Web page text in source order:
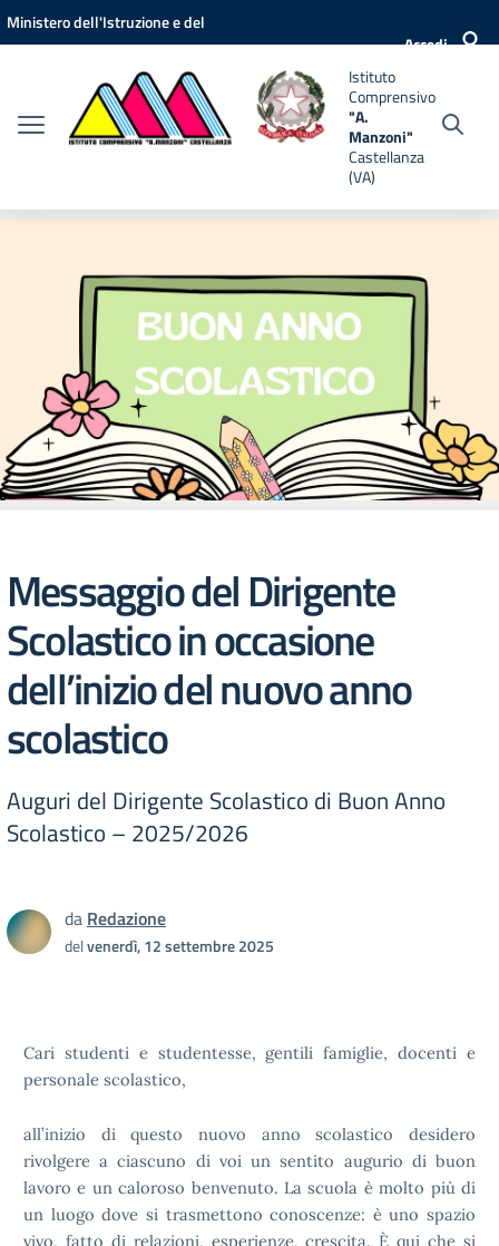
Vai ai contenuti
Vai al menu di navigazione
Vai al footer
Ministero dell'Istruzione e del
Accedi
Istituto
Comprensivo
"A.
Manzoni"
Castellanza
(VA)
Messaggio del Dirigente
Scolastico in occasione
dell’inizio del nuovo anno
scolastico
Auguri del Dirigente Scolastico di Buon Anno
Scolastico – 2025/2026
da Redazione
delvenerdì, 12 settembre 2025
Cari studenti e studentesse, gentili famiglie, docenti e
personale scolastico,
all’inizio di questo nuovo anno scolastico desidero
rivolgere a ciascuno di voi un sentito augurio di buon
lavoro e un caloroso benvenuto. La scuola è molto più di
un luogo dove si trasmettono conoscenze: è uno spazio
vivo, fatto di relazioni, esperienze, crescita. È qui che si